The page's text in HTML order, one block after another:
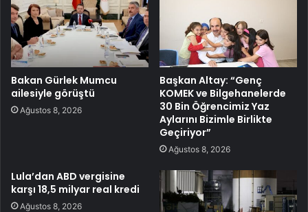
Bakan Gürlek Mumcu
ailesiyle görüştü
Ağustos 8, 2026
Başkan Altay: “Genç
KOMEK ve Bilgehanelerde
30 Bin Öğrencimiz Yaz
Aylarını Bizimle Birlikte
Geçiriyor”
Ağustos 8, 2026
Lula’dan ABD vergisine
karşı 18,5 milyar real kredi
Ağustos 8, 2026